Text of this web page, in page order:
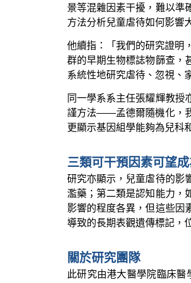
景等混雜因素干擾，難以準
方法分析兒童虐待如何影響
他續指：「我們的研究證明
群的早期生物標誌物篩查，
系統性地研究虐待、忽視、
同一學系系主任張耀輝教授
謹方法——孟德爾隨機化，
更顯示基因組學能夠為兒科
三類可干預因素可望
研究亦顯示，兒童虐待的影
濫藥；第二類是認知能力，
影響的程度各異，但這些因
導致的長期表觀遺傳標記，
關於研究團隊
此研究由港大醫學院臨床